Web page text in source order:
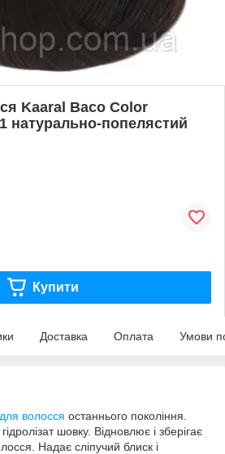
Kaaral Baco Color
натурально-попелястий
Купити
Доставка Оплата Умови
волосся останнього покоління.
шовку. Відновлює і зберігає
Надає сліпучий блиск і